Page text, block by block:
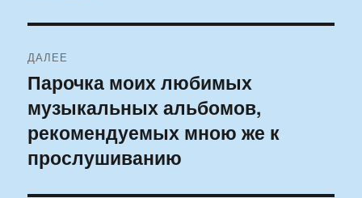
ДАЛЕЕ
Следующая
запись:
Парочка моих любимых
музыкальных альбомов,
рекомендуемых мною же к
прослушиванию